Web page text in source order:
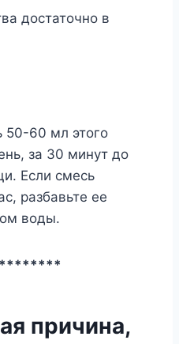
достаточно в
60 мл этого
за 30 минут до
Если смесь
разбавьте ее
воды.
причина,